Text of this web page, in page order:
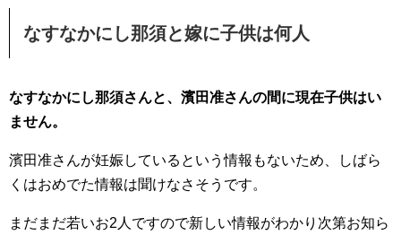
なすなかにし那須と嫁に子供は何人
なすなかにし那須さんと、濱田准さんの間に現在子供はい
ません。
濱田准さんが妊娠しているという情報もないため、しばら
くはおめでた情報は聞けなさそうです。
まだまだ若いお2人ですので新しい情報がわかり次第お知ら